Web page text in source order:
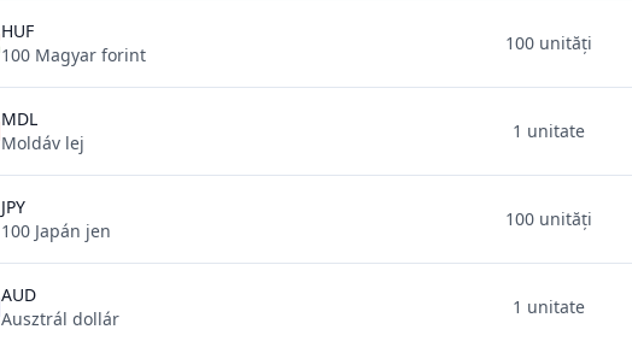
HUF
100 Magyar forint
100 unități
MDL
Moldáv lej
1 unitate
JPY
100 Japán jen
100 unități
AUD
Ausztrál dollár
1 unitate